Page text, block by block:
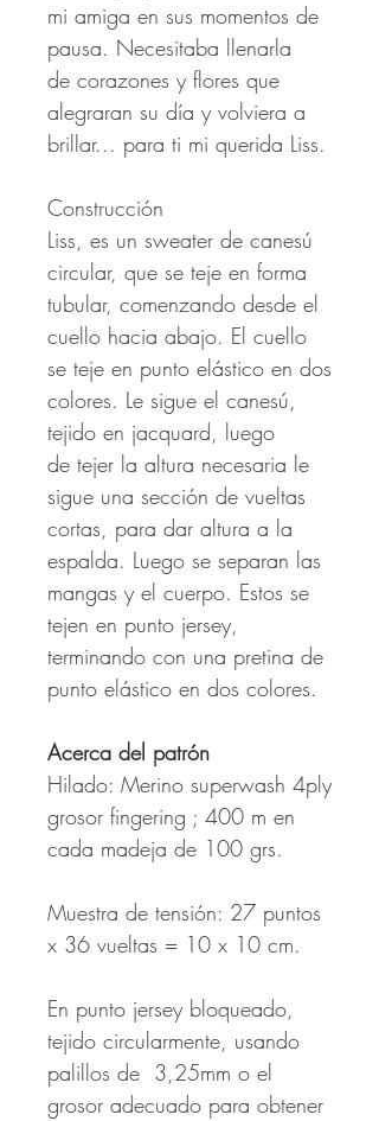
mi amiga en sus momentos de
pausa. Necesitaba llenarla
de corazones y flores que
alegraran su día y volviera a
brillar... para ti mi querida Liss.
Construcción
Liss, es un sweater de canesú
circular, que se teje en forma
tubular, comenzando desde el
cuello hacia abajo. El cuello
se teje en punto elástico en dos
colores. Le sigue el canesú,
tejido en jacquard, luego
de tejer la altura necesaria le
sigue una sección de vueltas
cortas, para dar altura a la
espalda. Luego se separan las
mangas y el cuerpo. Estos se
tejen en punto jersey,
terminando con una pretina de
punto elástico en dos colores.
Acerca del patrón
Hilado: Merino superwash 4ply
grosor fingering ; 400 m en
cada madeja de 100 grs.
Muestra de tensión: 27 puntos
x 36 vueltas = 10 x 10 cm.
En punto jersey bloqueado,
tejido circularmente, usando
palillos de 3,25mm o el
grosor adecuado para obtener